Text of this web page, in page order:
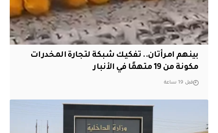
بينهم امرأتان.. تفكيك شبكة لتجارة المخدرات
مكونة من 19 متهمًا في الأنبار
قبل 19 ساعة